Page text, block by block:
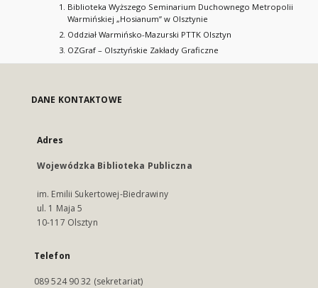
Biblioteka Wyższego Seminarium Duchownego Metropolii
Warmińskiej „Hosianum” w Olsztynie
Oddział Warmińsko-Mazurski PTTK Olsztyn
OZGraf – Olsztyńskie Zakłady Graficzne
DANE KONTAKTOWE
Adres
Wojewódzka Biblioteka Publiczna
im. Emilii Sukertowej-Biedrawiny
ul. 1 Maja 5
10-117 Olsztyn
Telefon
089 524 90 32 (sekretariat)